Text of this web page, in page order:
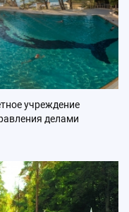
учреждение
делами